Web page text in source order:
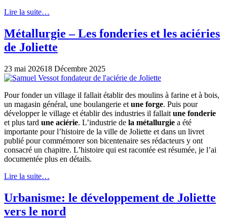
Lire la suite…
Métallurgie – Les fonderies et les aciéries
de Joliette
23 mai 202618 Décembre 2025
Pour fonder un village il fallait établir des moulins à farine et à bois,
un magasin général, une boulangerie et une forge. Puis pour
développer le village et établir des industries il fallait une fonderie
et plus tard une aciérie. L’industrie de la métallurgie a été
importante pour l’histoire de la ville de Joliette et dans un livret
publié pour commémorer son bicentenaire ses rédacteurs y ont
consacré un chapitre. L’histoire qui est racontée est résumée, je l’ai
documentée plus en détails.
Lire la suite…
Urbanisme: le développement de Joliette
vers le nord